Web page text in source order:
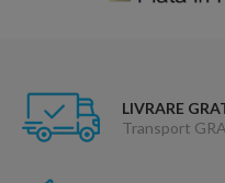
LIVRARE
Transport